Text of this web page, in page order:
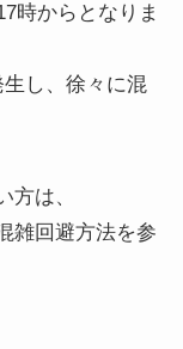
時からとなりま
し、徐々に混
は、
雑回避方法を参